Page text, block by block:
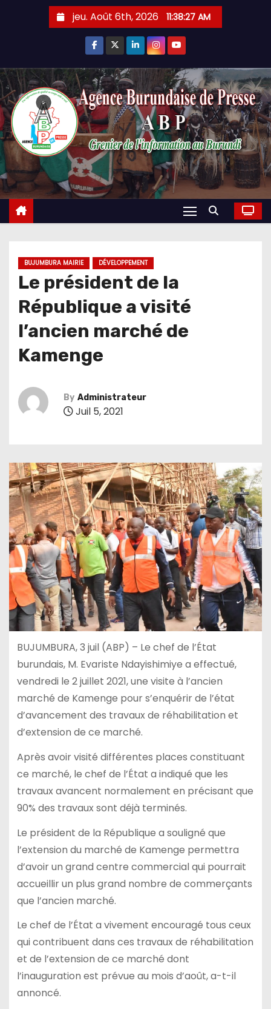
jeu. Août 6th, 2026 11:38:28 AM
BUJUMBURA MAIRIE DÉVELOPPEMENT
Le président de la
République a visité
l’ancien marché de
Kamenge
By Administrateur
Juil 5, 2021
BUJUMBURA, 3 juil (ABP) – Le chef de l’État
burundais, M. Evariste Ndayishimiye a effectué,
vendredi le 2 juillet 2021, une visite à l’ancien
marché de Kamenge pour s’enquérir de l’état
d’avancement des travaux de réhabilitation et
d’extension de ce marché.
Après avoir visité différentes places constituant
ce marché, le chef de l’État a indiqué que les
travaux avancent normalement en précisant que
90% des travaux sont déjà terminés.
Le président de la République a souligné que
l’extension du marché de Kamenge permettra
d’avoir un grand centre commercial qui pourrait
accueillir un plus grand nombre de commerçants
que l’ancien marché.
Le chef de l’État a vivement encouragé tous ceux
qui contribuent dans ces travaux de réhabilitation
et de l’extension de ce marché dont
l’inauguration est prévue au mois d’août, a-t-il
annoncé.